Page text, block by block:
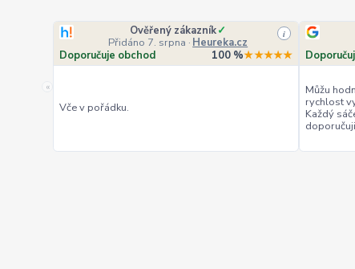
«
Ověřený zákazník✓
Přidáno 7. srpna · Heureka.cz
i
Doporučuje obchod 100 %★★★★★
Vče v pořádku.
Můžu
rychlost
Každý
doporučuji